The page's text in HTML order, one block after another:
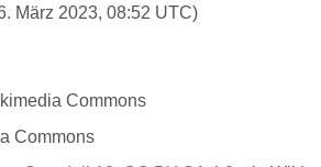
März 2023, 08:52 UTC)
Commons
Commons